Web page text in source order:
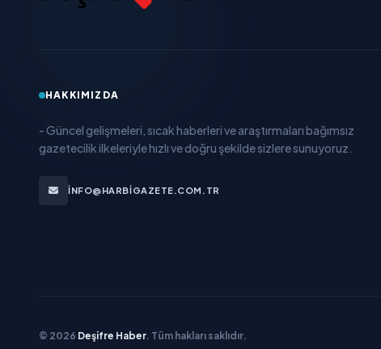
HAKKIMIZDA
- Güncel gelişmeleri, sıcak haberleri ve araştırmaları bağımsız
gazetecilik ilkeleriyle hızlı ve doğru şekilde sizlere sunuyoruz.
INFO@HARBIGAZETE.COM.TR
© 2026 Deşifre Haber. Tüm hakları saklıdır.